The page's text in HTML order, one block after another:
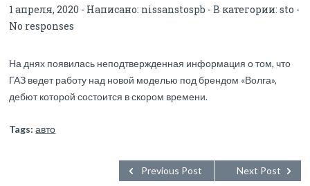
1 апреля, 2020 - Написано: nissanstospb - В категории:sto -
No responses
На днях появилась неподтвержденная информация о том, что
ГАЗ ведет работу над новой моделью под брендом «Волга»,
дебют которой состоится в скором времени.
Tags: авто
Next Post
Previous Post